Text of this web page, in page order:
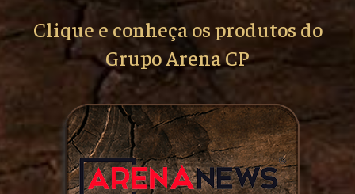
Clique e conheça os produtos do
Grupo Arena CP